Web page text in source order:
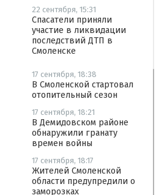
22 сентября, 15:31
Спасатели приняли
участие в ликвидации
последствий ДТП в
Смоленске
17 сентября, 18:38
В Смоленской стартовал
отопительный сезон
17 сентября, 18:21
В Демидовском районе
обнаружили гранату
времен войны
17 сентября, 18:17
Жителей Смоленской
области предупредили о
заморозках